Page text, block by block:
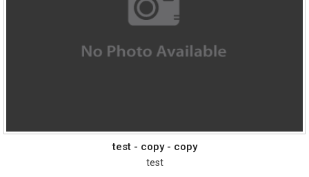
test - copy - copy
test